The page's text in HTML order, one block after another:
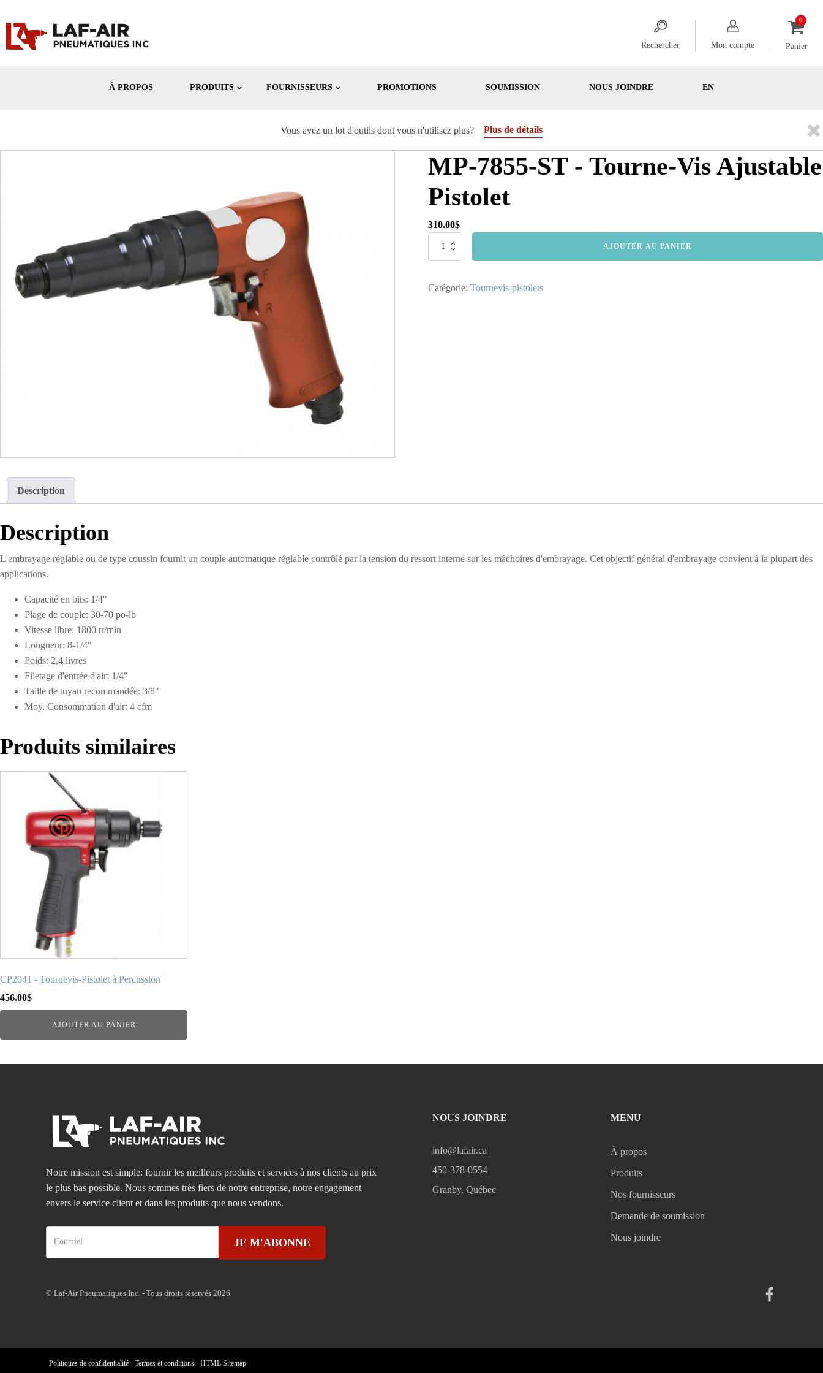
Rechercher Mon compte Panier
À PROPOS PRODUITS FOURNISSEURS PROMOTIONS SOUMISSION NOUS JOINDRE EN
Vous avez un lot d'outils dont vous n'utilisez plus? Plus de détails
MP-7855-ST - Tourne-Vis Ajustable
Pistolet
310.00$
quantité
ST
AJOUTER AU PANIER
Catégorie: Tournevis-pistolets
Description
Description
L'embrayage réglable ou de type coussin fournit un couple automatique réglable contrôlé par la tension du ressort interne sur les mâchoires d'embrayage. Cet objectif général d'embrayage convient à la plupart des
applications.
Capacité en bits: 1/4"
Plage de couple: 30-70 po-lb
Vitesse libre: 1800 tr/min
Longueur: 8-1/4"
Poids: 2,4 livres
Filetage d'entrée d'air: 1/4"
Taille de tuyau recommandée: 3/8"
Moy. Consommation d'air: 4 cfm
Produits similaires
CP2041 - Tournevis-Pistolet à Percussion
456.00$
AJOUTER AU PANIER
Notre mission est simple: fournir les meilleurs produits et services à nos clients au prix
le plus bas possible. Nous sommes très fiers de notre entreprise, notre engagement
envers le service client et dans les produits que nous vendons.
JE M'ABONNE
NOUS JOINDRE
info@lafair.ca
450-378-0554
Granby, Québec
MENU
À propos
Produits
Nos fournisseurs
Demande de soumission
Nous joindre
© Laf-Air Pneumatiques Inc. - Tous droits réservés 2026
Politiques de confidentialité Termes et conditions HTML Sitemap